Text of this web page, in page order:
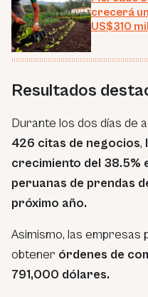
crecerá
US$310
Resultados
Durante los dos días de
426 citas de negocios,
crecimiento del 38.5%
peruanas de prendas
próximo año.
Asimismo, las
obtener órdenes de
791,000 dólares.